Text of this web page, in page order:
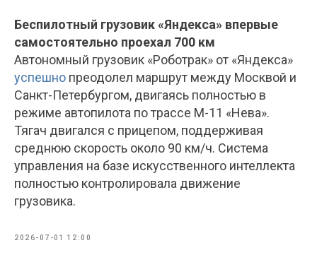
Беспилотный грузовик «Яндекса» впервые
самостоятельно проехал 700 км
Автономный грузовик «Роботрак» от «Яндекса»
успешно преодолел маршрут между Москвой и
Санкт-Петербургом, двигаясь полностью в
режиме автопилота по трассе М-11 «Нева».
Тягач двигался с прицепом, поддерживая
среднюю скорость около 90 км/ч. Система
управления на базе искусственного интеллекта
полностью контролировала движение
грузовика.
2026-07-01 12:00